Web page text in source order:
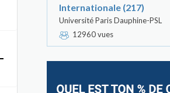
Internationale (217)
Université Paris Dauphine-PSL
12960 vues